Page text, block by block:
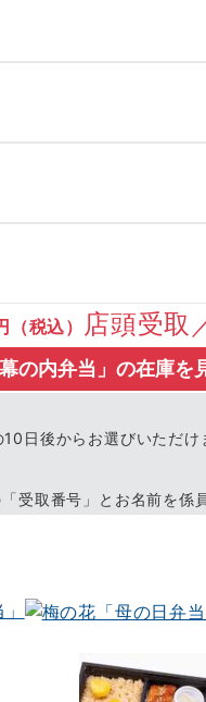
（税込） 店頭受取
の内弁当」の在庫を
日後からお選びいただけ
受取番号」とお名前を係